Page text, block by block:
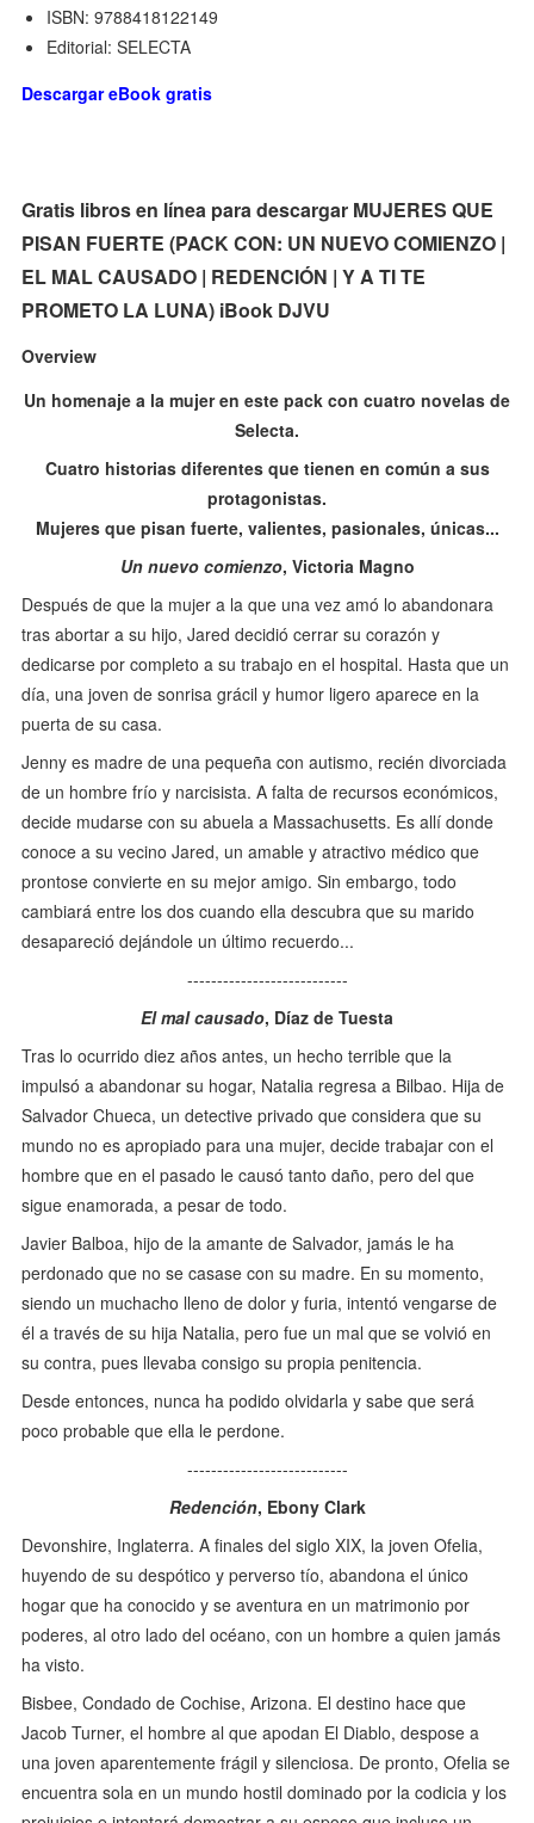
ISBN: 9788418122149
Editorial: SELECTA
Descargar eBook gratis
Gratis libros en línea para descargar MUJERES QUE
PISAN FUERTE (PACK CON: UN NUEVO COMIENZO |
EL MAL CAUSADO | REDENCIÓN | Y A TI TE
PROMETO LA LUNA) iBook DJVU
Overview
Un homenaje a la mujer en este pack con cuatro novelas de
Selecta.
Cuatro historias diferentes que tienen en común a sus
protagonistas.
Mujeres que pisan fuerte, valientes, pasionales, únicas...
Un nuevo comienzo, Victoria Magno
Después de que la mujer a la que una vez amó lo abandonara
tras abortar a su hijo, Jared decidió cerrar su corazón y
dedicarse por completo a su trabajo en el hospital. Hasta que un
día, una joven de sonrisa grácil y humor ligero aparece en la
puerta de su casa.
Jenny es madre de una pequeña con autismo, recién divorciada
de un hombre frío y narcisista. A falta de recursos económicos,
decide mudarse con su abuela a Massachusetts. Es allí donde
conoce a su vecino Jared, un amable y atractivo médico que
prontose convierte en su mejor amigo. Sin embargo, todo
cambiará entre los dos cuando ella descubra que su marido
desapareció dejándole un último recuerdo...
---------------------------
El mal causado, Díaz de Tuesta
Tras lo ocurrido diez años antes, un hecho terrible que la
impulsó a abandonar su hogar, Natalia regresa a Bilbao. Hija de
Salvador Chueca, un detective privado que considera que su
mundo no es apropiado para una mujer, decide trabajar con el
hombre que en el pasado le causó tanto daño, pero del que
sigue enamorada, a pesar de todo.
Javier Balboa, hijo de la amante de Salvador, jamás le ha
perdonado que no se casase con su madre. En su momento,
siendo un muchacho lleno de dolor y furia, intentó vengarse de
él a través de su hija Natalia, pero fue un mal que se volvió en
su contra, pues llevaba consigo su propia penitencia.
Desde entonces, nunca ha podido olvidarla y sabe que será
poco probable que ella le perdone.
---------------------------
Redención, Ebony Clark
Devonshire, Inglaterra. A finales del siglo XIX, la joven Ofelia,
huyendo de su despótico y perverso tío, abandona el único
hogar que ha conocido y se aventura en un matrimonio por
poderes, al otro lado del océano, con un hombre a quien jamás
ha visto.
Bisbee, Condado de Cochise, Arizona. El destino hace que
Jacob Turner, el hombre al que apodan El Diablo, despose a
una joven aparentemente frágil y silenciosa. De pronto, Ofelia se
encuentra sola en un mundo hostil dominado por la codicia y los